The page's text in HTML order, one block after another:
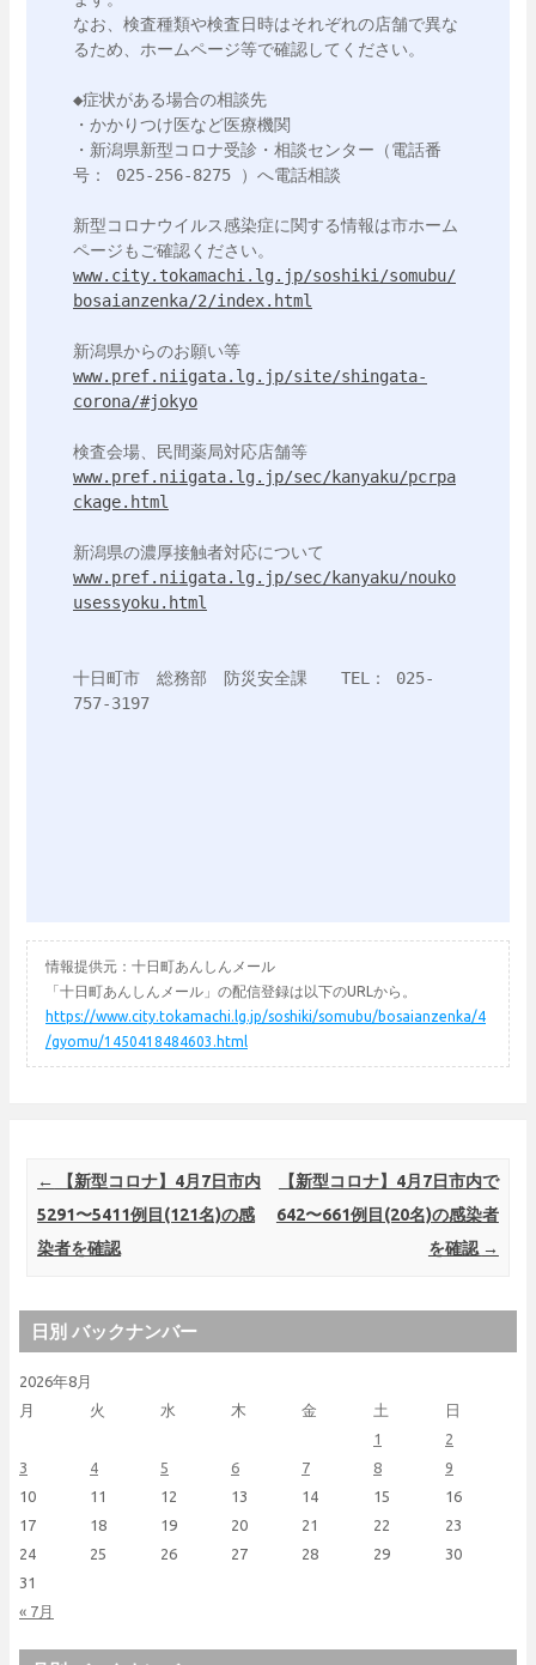
なお、検査種類や検査日時はそれぞれの店舗で異な
るため、ホームページ等で確認してください。
◆症状がある場合の相談先
・かかりつけ医など医療機関
・新潟県新型コロナ受診・相談センター（電話番
号： 025-256-8275 ）へ電話相談
新型コロナウイルス感染症に関する情報は市ホーム
www.city.tokamachi.lg.jp/soshiki/somubu/
bosaianzenka/2/index.html
www.pref.niigata.lg.jp/site/shingata-
corona/#jokyo
www.pref.niigata.lg.jp/sec/kanyaku/pcrpa
ckage.html
www.pref.niigata.lg.jp/sec/kanyaku/nouko
usessyoku.html
十日町市　総務部　防災安全課　　TEL： 025-
757-3197
情報提供元：十日町あんしんメール
「十日町あんしんメール」の配信登録は以下のURLから。
https://www.city.tokamachi.lg.jp/soshiki/somubu/bosaianzenka/4
/gyomu/1450418484603.html
Post navigation
←
【新型コロナ】4月7日市内
5291〜5411例目(121名)の感
染者を確認
【新型コロナ】4月7日市内で
642〜661例目(20名)の感染者
を確認 →
日別 バックナンバー
2026年8月
月
火 水 木 金 土 日
« 7月
1
2
3
4 5 6 7 8
9
10
11 12 13 14 15
16
17
18 19 20 21 22
23
24
25 26 27 28 29
30
31